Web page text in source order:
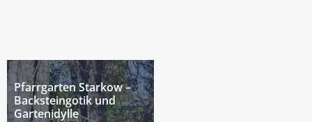
Pfarrgarten Starkow –
Backsteingotik und
Gartenidylle